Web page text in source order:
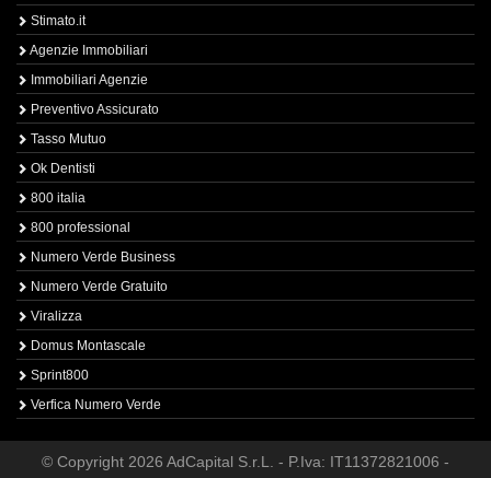
Stimato.it
Agenzie Immobiliari
Immobiliari Agenzie
Preventivo Assicurato
Tasso Mutuo
Ok Dentisti
800 italia
800 professional
Numero Verde Business
Numero Verde Gratuito
Viralizza
Domus Montascale
Sprint800
Verfica Numero Verde
© Copyright 2026 AdCapital S.r.L. - P.Iva: IT11372821006 -